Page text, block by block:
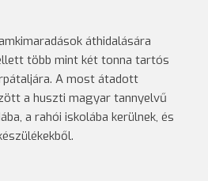
áthidalására
több mint két tonna tartós
A most átadott
a huszti magyar tannyelvű
a rahói iskolába kerülnek, és